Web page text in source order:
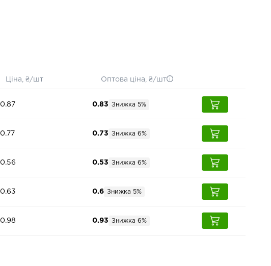
Ціна, ₴/шт Оптова ціна, ₴/шт
0.87 0.83 Знижка 5%
0.77 0.73 Знижка 6%
0.56 0.53 Знижка 6%
0.63 0.6 Знижка 5%
0.98 0.93 Знижка 6%